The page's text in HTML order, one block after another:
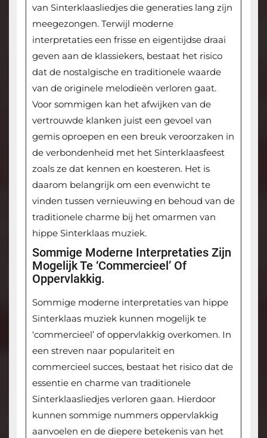
van Sinterklaasliedjes die generaties lang zijn
meegezongen. Terwijl moderne
interpretaties een frisse en eigentijdse draai
geven aan de klassiekers, bestaat het risico
dat de nostalgische en traditionele waarde
van de originele melodieën verloren gaat.
Voor sommigen kan het afwijken van de
vertrouwde klanken juist een gevoel van
gemis oproepen en een breuk veroorzaken in
de verbondenheid met het Sinterklaasfeest
zoals ze dat kennen en koesteren. Het is
daarom belangrijk om een evenwicht te
vinden tussen vernieuwing en behoud van de
traditionele charme bij het omarmen van
hippe Sinterklaas muziek.
Sommige Moderne Interpretaties Zijn
Mogelijk Te ‘commercieel’ Of
Oppervlakkig.
Sommige moderne interpretaties van hippe
Sinterklaas muziek kunnen mogelijk te
‘commercieel’ of oppervlakkig overkomen. In
een streven naar populariteit en
commercieel succes, bestaat het risico dat de
essentie en charme van traditionele
Sinterklaasliedjes verloren gaan. Hierdoor
kunnen sommige nummers oppervlakkig
aanvoelen en de diepere betekenis van het